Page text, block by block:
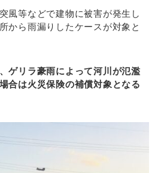
風等などで建物に被害が発生し
から雨漏りしたケースが対象と
ゲリラ豪雨によって河川が氾濫
合は火災保険の補償対象となる